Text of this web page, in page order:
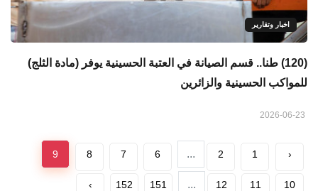
اخبار وتقارير
(120) طنا.. قسم الصيانة في العتبة الحسينية يوفر (مادة الثلج)
للمواكب الحسينية والزائرين
‹
1
2
...
6
7
8
9
10
11
12
...
151
152
›